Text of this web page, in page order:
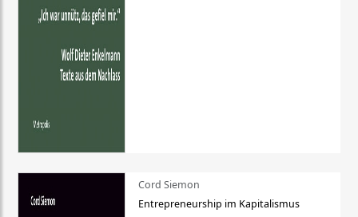
Cord Siemon
Entrepreneurship im Kapitalismus